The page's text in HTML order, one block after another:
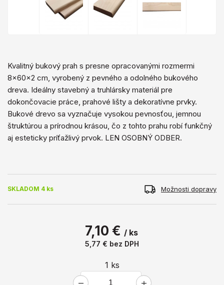
Kvalitný bukový prah s presne opracovanými rozmermi
8x60x2 cm, vyrobený z pevného a odolného bukového
dreva. Ideálny stavebný a truhlársky materiál pre
dokončovacie práce, prahové lišty a dekoratívne prvky.
Bukové drevo sa vyznačuje vysokou pevnosťou, jemnou
štruktúrou a prírodnou krásou, čo z tohto prahu robí funkčný
aj esteticky príťažlivý prvok. LEN OSOBNÝ ODBER.
SKLADOM 4 ks Možnosti dopravy
7,10 € / ks
5,77 € bez DPH
1 ks